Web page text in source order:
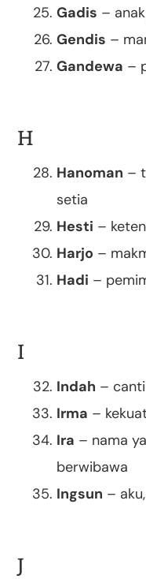
Gadis –
Gendis –
Gandewa –
H
Hanoman –
setia
Hesti –
Harjo –
Hadi –
I
Indah –
Irma –
Ira – nama
berwibawa
Ingsun –
J